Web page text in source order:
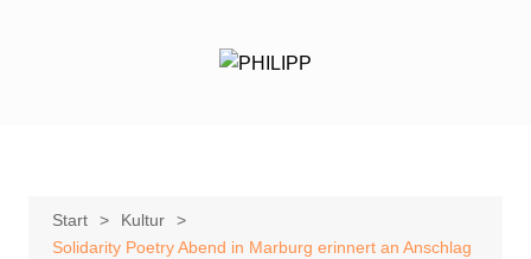
Start
Kultur
Solidarity Poetry Abend in Marburg erinnert an Anschlag